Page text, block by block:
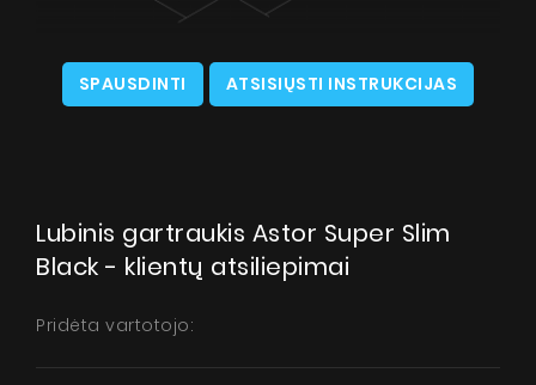
SPAUSDINTI ATSISIŲSTI INSTRUKCIJAS
Lubinis gartraukis Astor Super Slim
Black - klientų atsiliepimai
Pridėta vartotojo: